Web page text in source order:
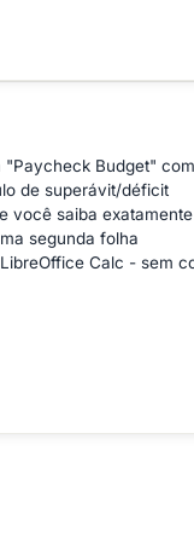
Budget"
de superávit/déficit
saiba
segunda folha
Calc - sem